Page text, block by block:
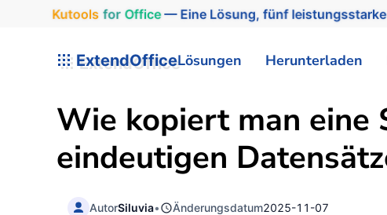
Kutools for Office— Eine Lösung, fünf
ExtendOfficeLösungen Herunterladen
Wie kopiert man eine
eindeutigen
AutorSiluvia• Änderungsdatum2025-11-07